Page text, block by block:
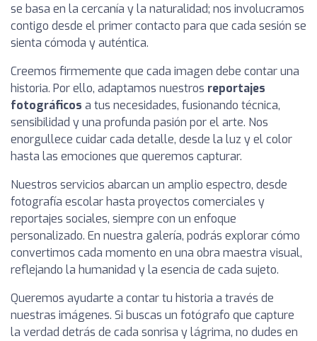
se basa en la cercanía y la naturalidad; nos involucramos
contigo desde el primer contacto para que cada sesión se
sienta cómoda y auténtica.
Creemos firmemente que cada imagen debe contar una
historia. Por ello, adaptamos nuestros reportajes
fotográficos a tus necesidades, fusionando técnica,
sensibilidad y una profunda pasión por el arte. Nos
enorgullece cuidar cada detalle, desde la luz y el color
hasta las emociones que queremos capturar.
Nuestros servicios abarcan un amplio espectro, desde
fotografía escolar hasta proyectos comerciales y
reportajes sociales, siempre con un enfoque
personalizado. En nuestra galería, podrás explorar cómo
convertimos cada momento en una obra maestra visual,
reflejando la humanidad y la esencia de cada sujeto.
Queremos ayudarte a contar tu historia a través de
nuestras imágenes. Si buscas un fotógrafo que capture
la verdad detrás de cada sonrisa y lágrima, no dudes en